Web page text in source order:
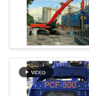
ΖΗΤΉΣΤΕ
ΈΝΑ
SITEMAP